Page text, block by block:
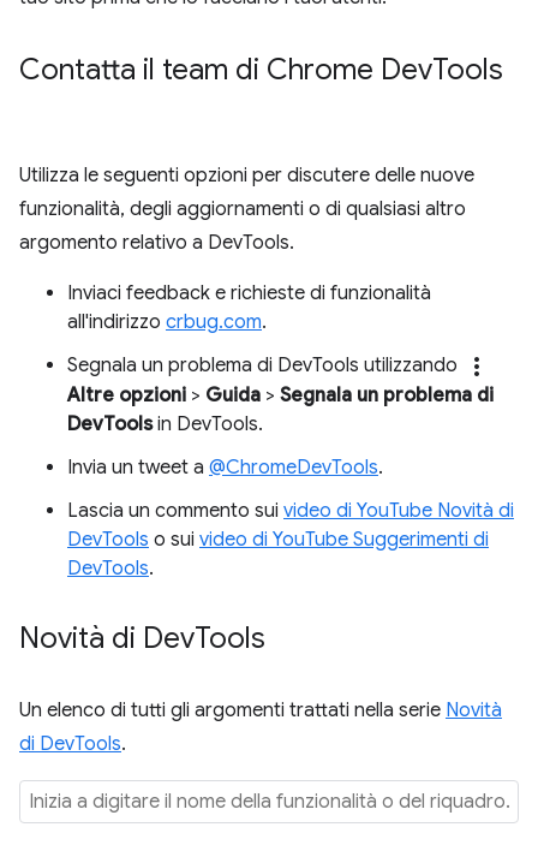
Contatta il team di Chrome DevTools
Utilizza le seguenti opzioni per discutere delle nuove
funzionalità, degli aggiornamenti o di qualsiasi altro
argomento relativo a DevTools.
Inviaci feedback e richieste di funzionalità
all'indirizzo crbug.com.
Segnala un problema di DevTools utilizzando
more_vert
Altre opzioni > Guida > Segnala un problema di
DevToolsin DevTools.
Invia un tweet a @ChromeDevTools.
Lascia un commento sui video di YouTube Novità di
DevTools o sui video di YouTube Suggerimenti di
DevTools.
Novità di DevTools
Un elenco di tutti gli argomenti trattati nella serie Novità
di DevTools.